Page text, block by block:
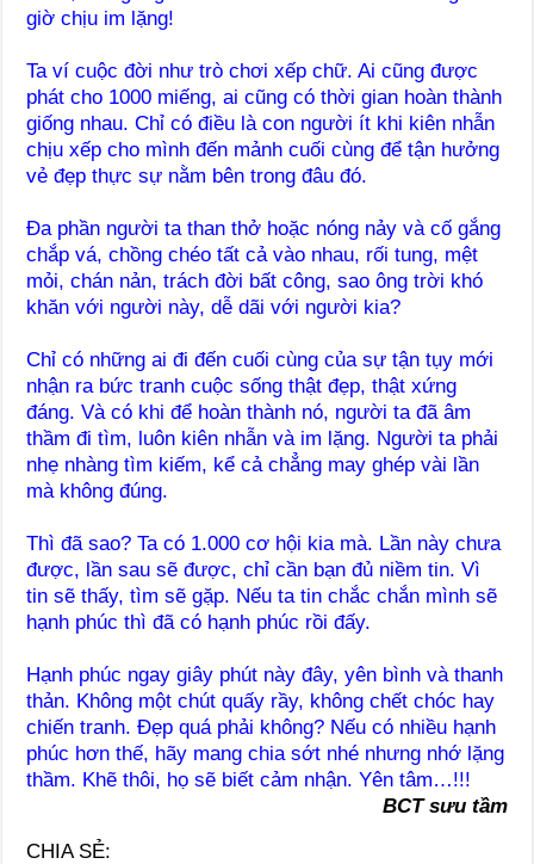
giờ chịu im lặng!
Ta ví cuộc đời như trò chơi xếp chữ. Ai cũng được
phát cho 1000 miếng, ai cũng có thời gian hoàn thành
giống nhau. Chỉ có điều là con người ít khi kiên nhẫn
chịu xếp cho mình đến mảnh cuối cùng để tận hưởng
vẻ đẹp thực sự nằm bên trong đâu đó.
Đa phần người ta than thở hoặc nóng nảy và cố gắng
chắp vá, chồng chéo tất cả vào nhau, rối tung, mệt
mỏi, chán nản, trách đời bất công, sao ông trời khó
khăn với người này, dễ dãi với người kia?
Chỉ có những ai đi đến cuối cùng của sự tận tụy mới
nhận ra bức tranh cuộc sống thật đẹp, thật xứng
đáng. Và có khi để hoàn thành nó, người ta đã âm
thầm đi tìm, luôn kiên nhẫn và im lặng. Người ta phải
nhẹ nhàng tìm kiếm, kể cả chẳng may ghép vài lần
mà không đúng.
Thì đã sao? Ta có 1.000 cơ hội kia mà. Lần này chưa
được, lần sau sẽ được, chỉ cần bạn đủ niềm tin. Vì
tin sẽ thấy, tìm sẽ gặp. Nếu ta tin chắc chắn mình sẽ
hạnh phúc thì đã có hạnh phúc rồi đấy.
Hạnh phúc ngay giây phút này đây, yên bình và thanh
thản. Không một chút quấy rầy, không chết chóc hay
chiến tranh. Đẹp quá phải không? Nếu có nhiều hạnh
phúc hơn thế, hãy mang chia sớt nhé nhưng nhớ lặng
thầm. Khẽ thôi, họ sẽ biết cảm nhận. Yên tâm…!!!
BCT sưu tầm
CHIA SẺ: